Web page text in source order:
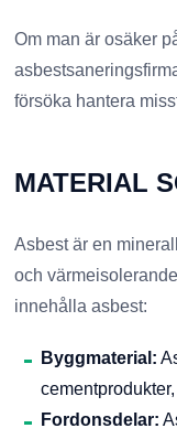
Om man är osäker
försöka hantera
MATERIAL
Asbest är en
och
innehålla asbest:
Byggmaterial:
Fordonsdelar: